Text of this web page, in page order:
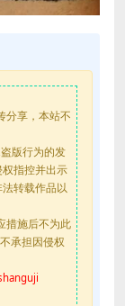
分享，本站不
版行为的发
指控并出示
转载作品以
措施后不为此
承担因侵权